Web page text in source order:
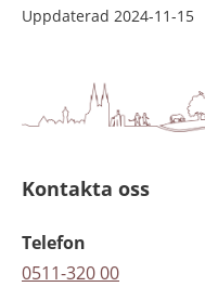
Uppdaterad 2024-11-15
Kontakta oss
Telefon
0511-320 00